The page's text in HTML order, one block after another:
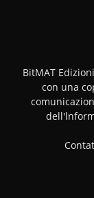
BitMAT
con una